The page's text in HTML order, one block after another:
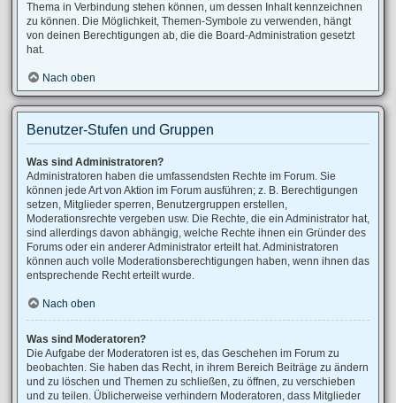
Thema in Verbindung stehen können, um dessen Inhalt kennzeichnen
zu können. Die Möglichkeit, Themen-Symbole zu verwenden, hängt
von deinen Berechtigungen ab, die die Board-Administration gesetzt
hat.
Nach oben
Benutzer-Stufen und Gruppen
Was sind Administratoren?
Administratoren haben die umfassendsten Rechte im Forum. Sie
können jede Art von Aktion im Forum ausführen; z. B. Berechtigungen
setzen, Mitglieder sperren, Benutzergruppen erstellen,
Moderationsrechte vergeben usw. Die Rechte, die ein Administrator hat,
sind allerdings davon abhängig, welche Rechte ihnen ein Gründer des
Forums oder ein anderer Administrator erteilt hat. Administratoren
können auch volle Moderationsberechtigungen haben, wenn ihnen das
entsprechende Recht erteilt wurde.
Nach oben
Was sind Moderatoren?
Die Aufgabe der Moderatoren ist es, das Geschehen im Forum zu
beobachten. Sie haben das Recht, in ihrem Bereich Beiträge zu ändern
und zu löschen und Themen zu schließen, zu öffnen, zu verschieben
und zu teilen. Üblicherweise verhindern Moderatoren, dass Mitglieder